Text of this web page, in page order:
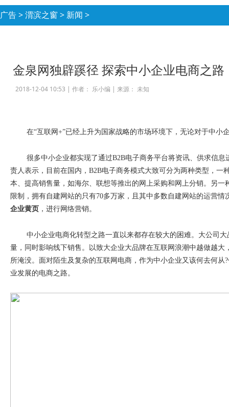
广告>渭滨之窗 > 新闻 >
金泉网独辟蹊径 探索中小企业电商之路
2018-12-04 10:53 | 作者： 乐小编 | 来源： 未知
在“互联网 +”已经上升为国家战略的市场环境下，无论对于中小
很多中小企业都实现了通过B2B电子商务平台将资讯、供求信息
责人表示，目前在国内， B2B电子商务模式大致可分为两种类型，一
本、提高销售量，如海尔、联想等推出的网上采购和网上分销。另一
限制，拥有自建网站的只有70多万家，且其中多数自建网站的运营情
企业黄页，进行网络营销。
中小企业电商化转型之路一直以来都存在较大的困难。大公司
量，同时影响线下销售。以致大企业大品牌在互联网浪潮中越做越
所淹没。面对陌生及复杂的互联网电商，作为中小企业又该何去何从?
业发展的电商之路。